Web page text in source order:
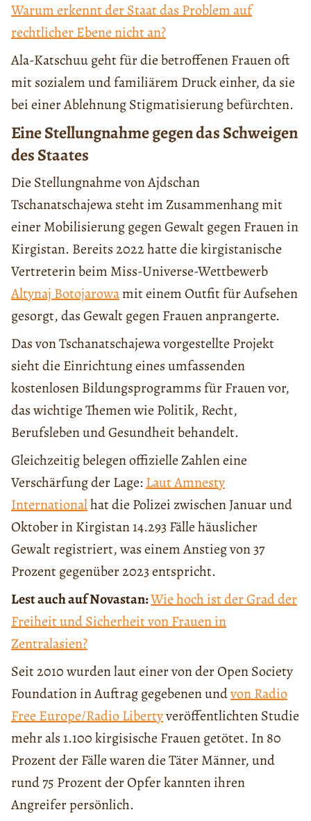
Warum erkennt der Staat das Problem auf
rechtlicher Ebene nicht an?
Ala-Katschuu geht für die betroffenen Frauen oft
mit sozialem und familiärem Druck einher, da sie
bei einer Ablehnung Stigmatisierung befürchten.
Eine Stellungnahme gegen das Schweigen
des Staates
Die Stellungnahme von Ajdschan
Tschanatschajewa steht im Zusammenhang mit
einer Mobilisierung gegen Gewalt gegen Frauen in
Kirgistan. Bereits 2022 hatte die kirgistanische
Vertreterin beim Miss-Universe-Wettbewerb
Altynaj Botojarowamit einem Outfit für Aufsehen
gesorgt, das Gewalt gegen Frauen anprangerte.
Das von Tschanatschajewa vorgestellte Projekt
sieht die Einrichtung eines umfassenden
kostenlosen Bildungsprogramms für Frauen vor,
das wichtige Themen wie Politik, Recht,
Berufsleben und Gesundheit behandelt.
Gleichzeitig belegen offizielle Zahlen eine
Verschärfung der Lage: Laut Amnesty
Internationalhat die Polizei zwischen Januar und
Oktober in Kirgistan 14.293 Fälle häuslicher
Gewalt registriert, was einem Anstieg von 37
Prozent gegenüber 2023 entspricht.
Lest auch auf Novastan:Wie hoch ist der Grad der
Freiheit und Sicherheit von Frauen in
Zentralasien?
Seit 2010 wurden laut einer von der Open Society
Foundation in Auftrag gegebenen undvon Radio
Free Europe/Radio Libertyveröffentlichten Studie
mehr als 1.100 kirgisische Frauen getötet. In 80
Prozent der Fälle waren die Täter Männer, und
rund 75 Prozent der Opfer kannten ihren
Angreifer persönlich.